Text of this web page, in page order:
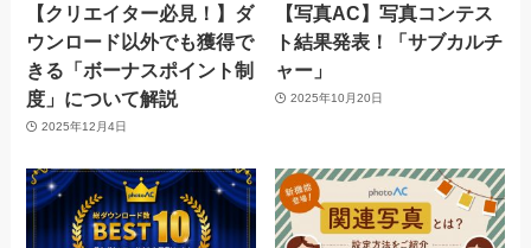
【クリエイター必見！】ダ
ウンロード以外でも獲得で
きる「ボーナスポイント制
度」について解説
2025年12月4日
【写真AC】写真コンテス
ト結果発表！「サブカルチ
ャー」
2025年10月20日